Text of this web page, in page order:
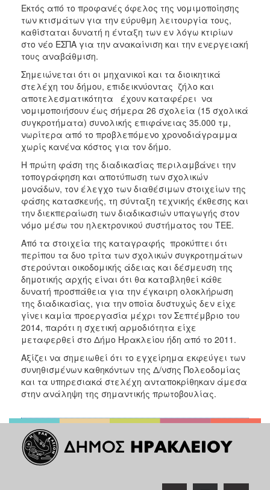
Εκτός από το προφανές όφελος της νομιμοποίησης
των κτισμάτων για την εύρυθμη λειτουργία τους,
καθίσταται δυνατή η ένταξη των εν λόγω κτιρίων
στο νέο ΕΣΠΑ για την ανακαίνιση και την ενεργειακή
τους αναβάθμιση.
Σημειώνεται ότι οι μηχανικοί και τα διοικητικά
στελέχη του δήμου, επιδεικνύοντας ζήλο και
αποτελεσματικότητα έχουν καταφέρει να
νομιμοποιήσουν έως σήμερα 26 σχολεία (15 σχολικά
συγκροτήματα) συνολικής επιφάνειας 35.000 τμ,
νωρίτερα από το προβλεπόμενο χρονοδιάγραμμα
χωρίς κανένα κόστος για τον δήμο.
Η πρώτη φάση της διαδικασίας περιλαμβάνει την
τοπογράφηση και αποτύπωση των σχολικών
μονάδων, τον έλεγχο των διαθέσιμων στοιχείων της
φάσης κατασκευής, τη σύνταξη τεχνικής έκθεσης και
την διεκπεραίωση των διαδικασιών υπαγωγής στον
νόμο μέσω του ηλεκτρονικού συστήματος του ΤΕΕ.
Από τα στοιχεία της καταγραφής προκύπτει ότι
περίπου τα δυο τρίτα των σχολικών συγκροτημάτων
στερούνται οικοδομικής άδειας και δέσμευση της
δημοτικής αρχής είναι ότι θα καταβληθεί κάθε
δυνατή προσπάθεια για την έγκαιρη ολοκλήρωση
της διαδικασίας, για την οποία δυστυχώς δεν είχε
γίνει καμία προεργασία μέχρι τον Σεπτέμβριο του
2014, παρότι η σχετική αρμοδιότητα είχε
μεταφερθεί στο Δήμο Ηρακλείου ήδη από το 2011.
Αξίζει να σημειωθεί ότι το εγχείρημα εκφεύγει των
συνηθισμένων καθηκόντων της Δ/νσης Πολεοδομίας
και τα υπηρεσιακά στελέχη ανταποκρίθηκαν άμεσα
στην ανάληψη της σημαντικής πρωτοβουλίας.